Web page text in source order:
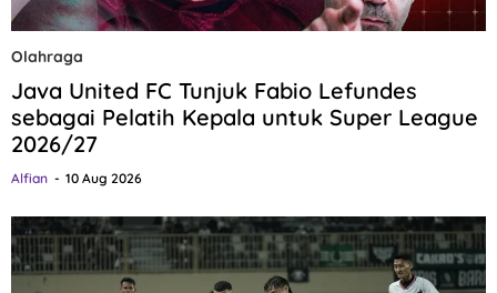
Olahraga
Java United FC Tunjuk Fabio Lefundes
sebagai Pelatih Kepala untuk Super League
2026/27
Alfian 10 Aug 2026